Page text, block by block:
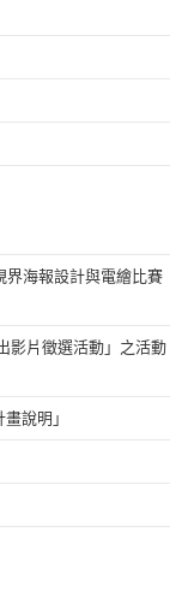
界海報設計與電繪比賽
影片徵選活動」之活動
說明」